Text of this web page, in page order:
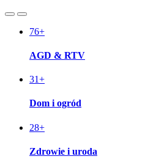
76+
AGD & RTV
31+
Dom i ogród
28+
Zdrowie i uroda